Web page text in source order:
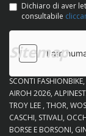
Dichiaro di aver
consultabile
Sitemap
SCONTI FASHIONBIKE
AIROH 2026
TROY LEE THOR
CASCHI STIVALI
BORSE E BORSONI